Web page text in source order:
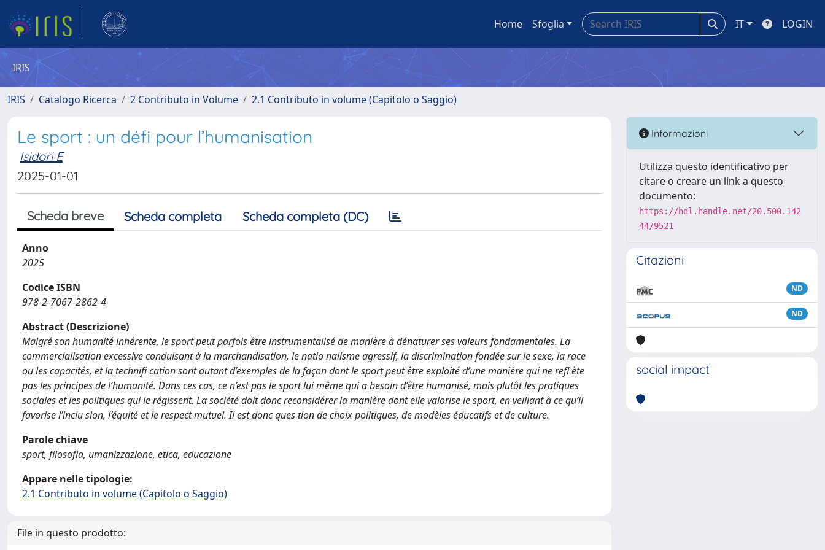
Home Sfoglia IT LOGIN
IRIS
IRIS Catalogo Ricerca 2 Contributo in Volume 2.1 Contributo in volume (Capitolo o Saggio)
Le sport : un défi pour l’humanisation
Isidori E
2025-01-01
Scheda breve Scheda completa Scheda completa (DC)
Anno
2025
Codice ISBN
978-2-7067-2862-4
Abstract (Descrizione)
Malgré son humanité inhérente, le sport peut parfois être instrumentalisé de manière à dénaturer ses valeurs fondamentales. La
commercialisation excessive conduisant à la marchandisation, le natio nalisme agressif, la discrimination fondée sur le sexe, la race
ou les capacités, et la technifi cation sont autant d’exemples de la façon dont le sport peut être exploité d’une manière qui ne refl ète
pas les principes de l’humanité. Dans ces cas, ce n’est pas le sport lui même qui a besoin d’être humanisé, mais plutôt les pratiques
sociales et les politiques qui le régissent. La société doit donc reconsidérer la manière dont elle valorise le sport, en veillant à ce qu’il
favorise l’inclu sion, l’équité et le respect mutuel. Il est donc ques tion de choix politiques, de modèles éducatifs et de culture.
Parole chiave
sport, filosofia, umanizzazione, etica, educazione
Appare nelle tipologie:
2.1 Contributo in volume (Capitolo o Saggio)
File in questo prodotto:
Informazioni
Utilizza questo identificativo per
citare o creare un link a questo
documento:
https://hdl.handle.net/20.500.142
44/9521
Citazioni
ND
ND
social impact